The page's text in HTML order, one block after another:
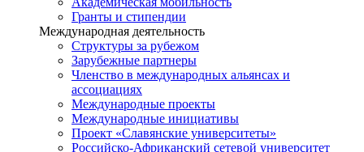
Гранты и стипендии
Международная деятельность
Структуры за рубежом
Зарубежные партнеры
Членство в международных альянсах и
ассоциациях
Международные проекты
Международные инициативы
Проект «Славянские университеты»
Российско-Африканский сетевой университет